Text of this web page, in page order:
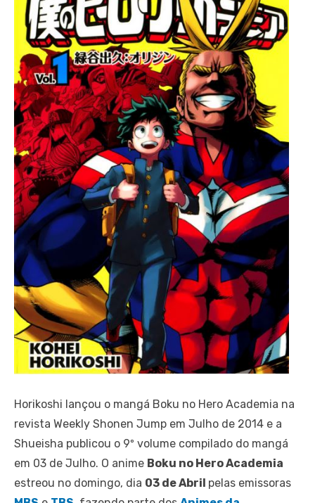
Horikoshi lançou o mangá Boku no Hero Academia na
revista Weekly Shonen Jump em Julho de 2014 e a
Shueisha publicou o 9º volume compilado do mangá
em 03 de Julho. O anime Boku no Hero Academia
estreou no domingo, dia 03 de Abril pelas emissoras